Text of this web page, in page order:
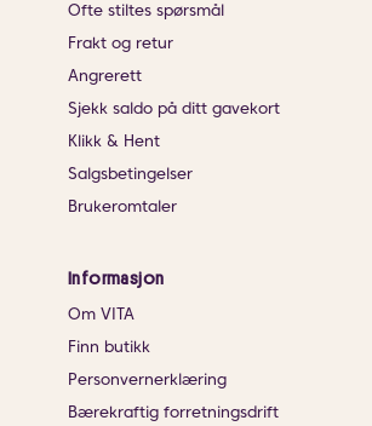
Ofte stiltes spørsmål
Frakt og retur
Angrerett
Sjekk saldo på ditt gavekort
Klikk & Hent
Salgsbetingelser
Brukeromtaler
Informasjon
Om VITA
Finn butikk
Personvernerklæring
Bærekraftig forretningsdrift